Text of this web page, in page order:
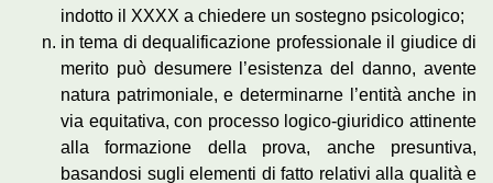
indotto il XXXX a chiedere un sostegno psicologico;
in tema di dequalificazione professionale il giudice di
merito può desumere l’esistenza del danno, avente
natura patrimoniale, e determinarne l’entità anche in
via equitativa, con processo logico-giuridico attinente
alla formazione della prova, anche presuntiva,
basandosi sugli elementi di fatto relativi alla qualità e